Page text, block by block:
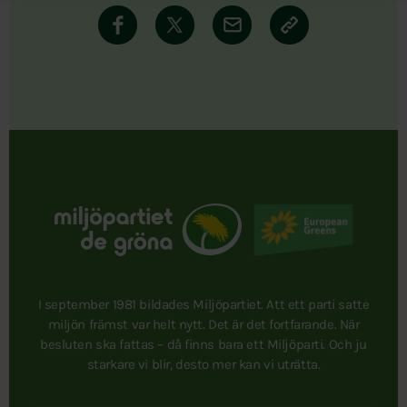
I september 1981 bildades Miljöpartiet. Att ett parti satte
miljön främst var helt nytt. Det är det fortfarande. När
besluten ska fattas – då finns bara ett Miljöparti. Och ju
starkare vi blir, desto mer kan vi uträtta.